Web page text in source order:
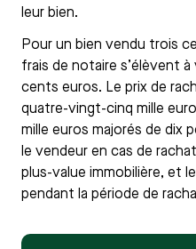
leur bien.
Pour un bien vendu trois
frais de notaire s’élèvent
cents euros. Le prix de
quatre-vingt-cinq mille
mille euros majorés de dix
le vendeur en cas de
plus-value immobilière, et
pendant la période de